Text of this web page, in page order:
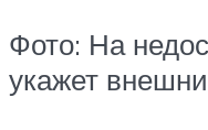
Фото: На
укажет